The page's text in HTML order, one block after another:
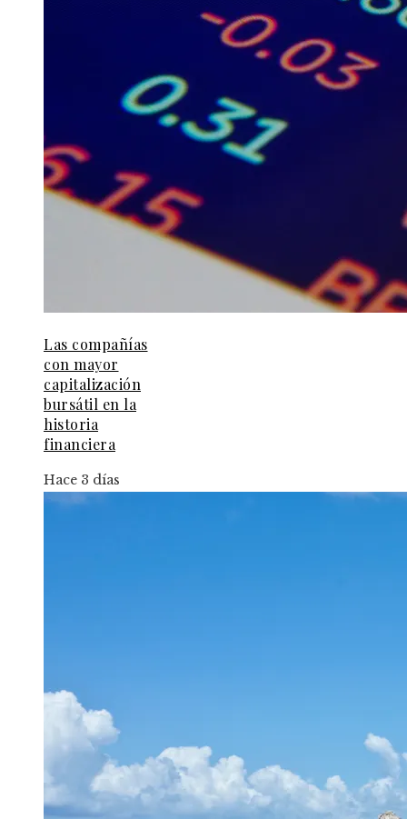
Las compañías
con mayor
capitalización
bursátil en la
historia
financiera
Hace 3 días